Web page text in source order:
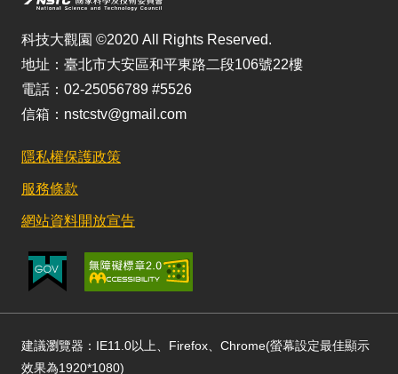
科技大觀園 ©2020 All Rights Reserved.
地址：臺北市大安區和平東路二段106號22樓
電話：02-25056789 #5526
信箱：nstcstv@gmail.com
隱私權保護政策
服務條款
網站資料開放宣告
建議瀏覽器：IE11.0以上、Firefox、Chrome(螢幕設定最佳顯示
效果為1920*1080)